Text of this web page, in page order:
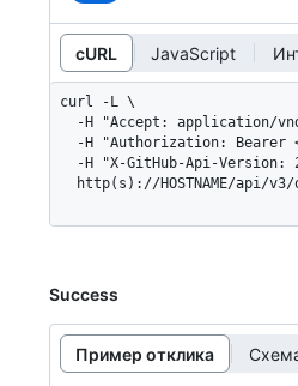
cURL JavaScript
curl -L \
http(s)://HOSTNAME/api/
Success
Пример отклика